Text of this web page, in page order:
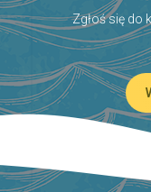
Zgłoś się do